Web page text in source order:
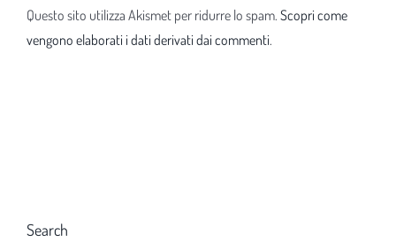
Questo sito utilizza Akismet per ridurre lo spam. Scopri come
vengono elaborati i dati derivati dai commenti.
Search